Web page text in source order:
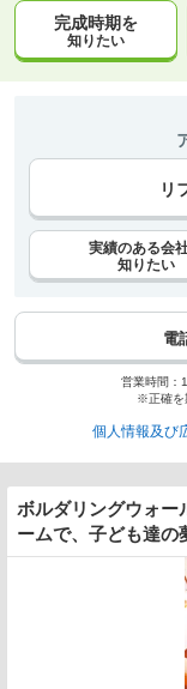
完成時期を
知りたい
リ
実績のある会
知りたい
電
営業時間：
※正確を
個人情報及び
ボルダリングウォー
ームで、子ども達の